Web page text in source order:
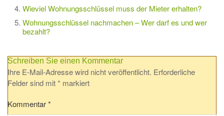
Wieviel Wohnungsschlüssel muss der Mieter erhalten?
Wohnungsschlüssel nachmachen – Wer darf es und wer
bezahlt?
Schreiben Sie einen Kommentar
Ihre E-Mail-Adresse wird nicht veröffentlicht. Erforderliche
Felder sind mit* markiert
Kommentar*